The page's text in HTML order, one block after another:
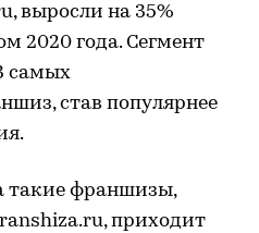
выросли на 35%
2020 года. Сегмент
самых
став популярнее
такие франшизы,
приходит